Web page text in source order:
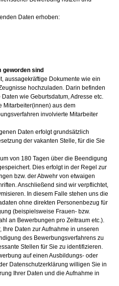
Daten erhoben:
geworden sind
aussagekräftige Dokumente wie ein
hochzuladen. Darin befinden
wie Geburtsdatum, Adresse etc.
Mitarbeiter(innen) aus dem
involvierte Mitarbeiter
Daten erfolgt grundsätzlich
der vakanten Stelle, für die Sie
von 180 Tagen über die Beendigung
Dies erfolgt in der Regel zur
bzw. der Abwehr von etwaigen
Anschließend sind wir verpflichtet,
In diesem Falle stehen uns die
ohne direkten Personenbezug für
(beispielsweise Frauen- bzw.
an Bewerbungen pro Zeitraum etc.).
Daten zur Aufnahme in unseren
des Bewerbungsverfahrens zu
Stellen für Sie zu identifizieren.
auf einen Ausbildungs- oder
Datenschutzerklärung willigen Sie in
Ihrer Daten und die Aufnahme in